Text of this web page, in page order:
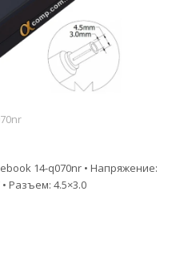
14-q070nr • Напряжение:
Разъем: 4.5×3.0